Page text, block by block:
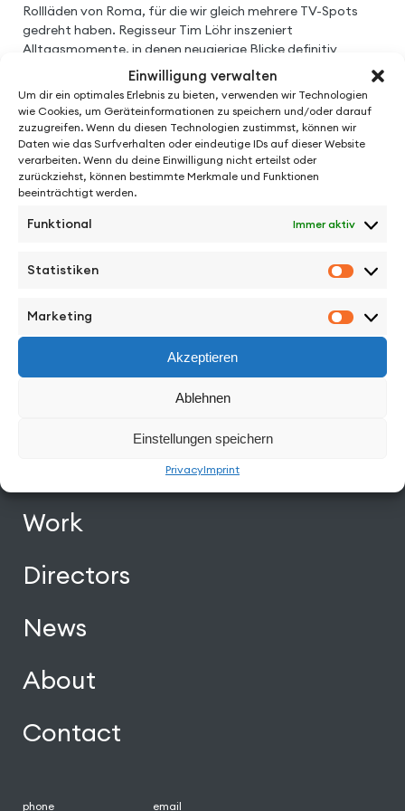
Einwilligung verwalten
Um dir ein optimales Erlebnis zu bieten, verwenden wir Technologien
wie Cookies, um Geräteinformationen zu speichern und/oder darauf
zuzugreifen. Wenn du diesen Technologien zustimmst, können wir
Daten wie das Surfverhalten oder eindeutige IDs auf dieser Website
verarbeiten. Wenn du deine Einwilligung nicht erteilst oder
zurückziehst, können bestimmte Merkmale und Funktionen
beeinträchtigt werden.
Funktional Immer aktiv
Statistiken
Marketing
Akzeptieren
Ablehnen
Einstellungen speichern
PrivacyImprint
Rollläden von Roma, für die wir gleich mehrere TV-Spots
gedreht haben. Regisseur Tim Löhr inszeniert
Alltagsmomente, in denen neugierige Blicke definitiv
unerwünscht sind. Gedreht am Starnberger See, wurden die
Spots mit dem Red Dot Award, dem WorldMedia Award
und dem German Brand Award ausgezeichnet.
Vimeo
Work
Directors
News
About
Contact
phone email